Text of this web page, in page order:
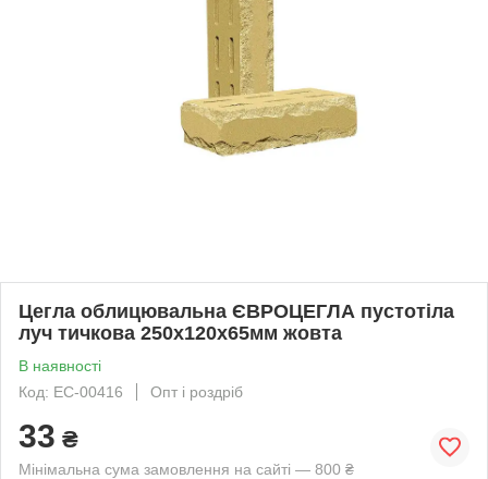
Цегла облицювальна ЄВРОЦЕГЛА пустотіла
луч тичкова 250х120х65мм жовта
В наявності
Код: EC-00416
Опт і роздріб
33 ₴
Мінімальна сума замовлення на сайті — 800 ₴